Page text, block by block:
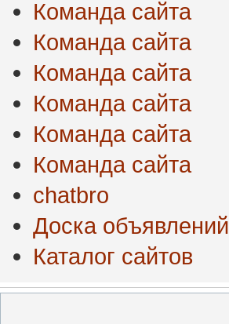
Команда сайта
Команда сайта
Команда сайта
Команда сайта
Команда сайта
Команда сайта
chatbro
Доска объявлений
Каталог сайтов